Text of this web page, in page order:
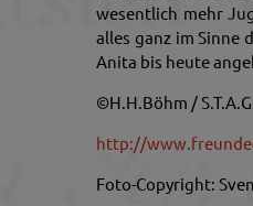
wesentlich mehr
alles ganz im Sinne
Anita bis heute
©H.H.Böhm /
http://
Foto-Copyright: